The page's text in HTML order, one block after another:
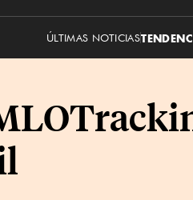
ÚLTIMAS NOTICIAS